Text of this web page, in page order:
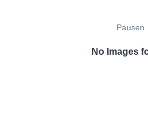
Pausen
No Images